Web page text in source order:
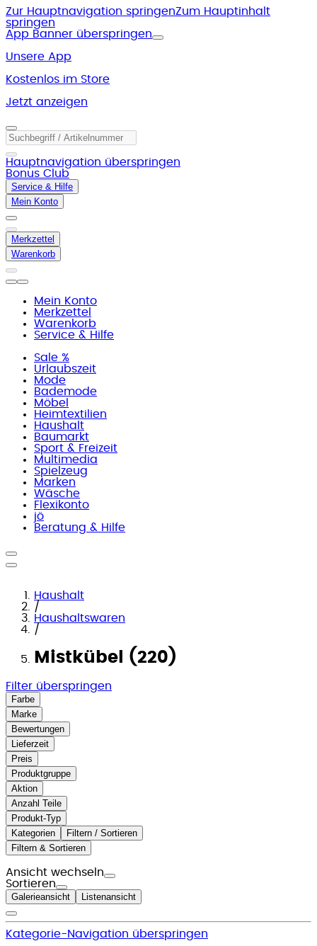
Zur Hauptnavigation springenZum Hauptinhalt
springen
App Banner überspringen
Unsere App
Kostenlos im Store
Jetzt anzeigen
Hauptnavigation überspringen
Bonus Club
Service & Hilfe
Mein Konto
Merkzettel
Warenkorb
Mein Konto
Merkzettel
Warenkorb
Service & Hilfe
Sale %
Urlaubszeit
Mode
Bademode
Möbel
Heimtextilien
Haushalt
Baumarkt
Sport & Freizeit
Multimedia
Spielzeug
Marken
Wäsche
Flexikonto
jö
Beratung & Hilfe
Haushalt
/
Haushaltswaren
/
Mistkübel (220)
Filter überspringen
Farbe
Marke
Bewertungen
Lieferzeit
Preis
Produktgruppe
Aktion
Anzahl Teile
Produkt-Typ
Kategorien
Filtern / Sortieren
Filtern & Sortieren
Ansicht wechseln
Sortieren
Galerieansicht Listenansicht
Kategorie-Navigation überspringen